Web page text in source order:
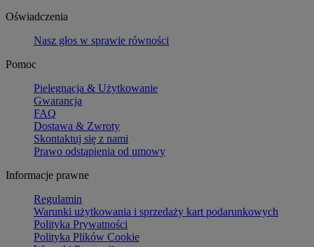
Oświadczenia
Nasz głos w sprawie równości
Pomoc
Pielęgnacja & Użytkowanie
Gwarancja
FAQ
Dostawa & Zwroty
Skontaktuj się z nami
Prawo odstąpienia od umowy
Informacje prawne
Regulamin
Warunki użytkowania i sprzedaży kart podarunkowych
Polityka Prywatności
Polityka Plików Cookie